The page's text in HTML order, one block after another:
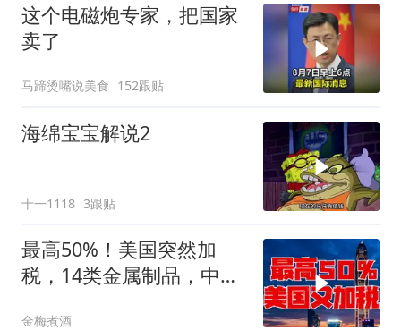
这个电磁炮专家，把国家
卖了
马蹄烫嘴说美食 152跟贴
海绵宝宝解说2
十一1118 3跟贴
最高50%！美国突然加
税，14类金属制品，中国
金梅煮酒